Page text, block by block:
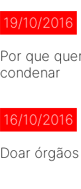
19/10/2016
Por que
condenar
16/10/2016
Doar